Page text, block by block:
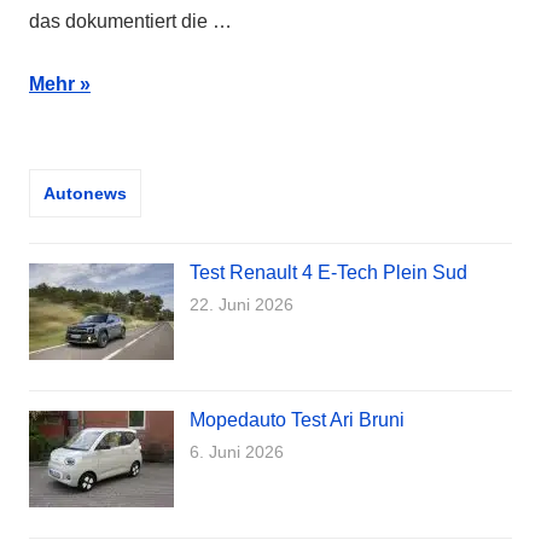
das dokumentiert die …
Mehr
Autonews
Test Renault 4 E-Tech Plein Sud
22. Juni 2026
Mopedauto Test Ari Bruni
6. Juni 2026